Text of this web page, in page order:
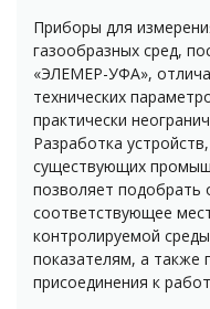
Приборы для
газообразных сред,
«ЭЛЕМЕР-УФА»,
технических
практически
Разработка
существующих
позволяет подобрать
соответствующее
контролируемой
показателям, а также
присоединения к